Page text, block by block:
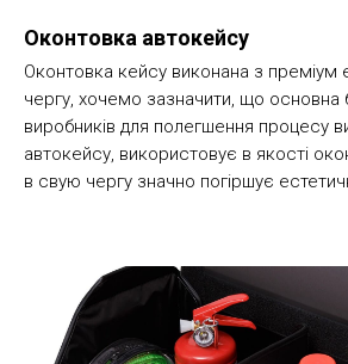
Оконтовка автокейсу
Оконтовка кейсу виконана з преміум
чергу, хочемо зазначити, що основна
виробників для полегшення процесу
автокейсу, використовує в якості
в свую чергу значно погіршує